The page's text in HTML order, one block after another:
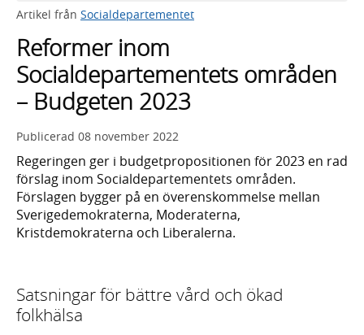
lista
med
sökförslag
Artikel från Socialdepartementet
Reformer inom
Socialdepartementets områden
– Budgeten 2023
Publicerad 08 november 2022
Regeringen ger i budgetpropositionen för 2023 en rad
förslag inom Socialdepartementets områden.
Förslagen bygger på en överenskommelse mellan
Sverigedemokraterna, Moderaterna,
Kristdemokraterna och Liberalerna.
Satsningar för bättre vård och ökad
folkhälsa